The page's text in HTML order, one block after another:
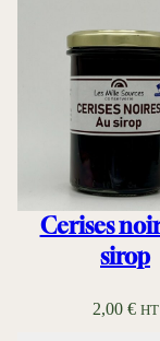
Cerises
sirop
2,00 € HT